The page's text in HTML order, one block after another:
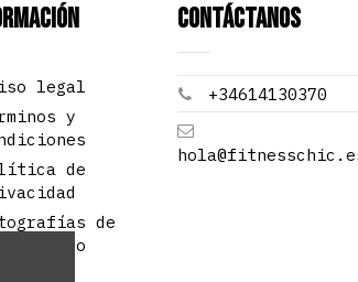
legal
y
de
de
Alonso
Contáctanos
+34614130370